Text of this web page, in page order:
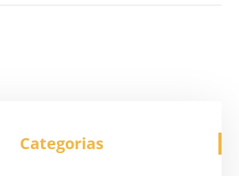
Categorias